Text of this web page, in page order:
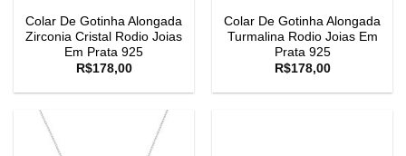
Colar De Gotinha Alongada
Zirconia Cristal Rodio Joias
Em Prata 925
R$178,00
Colar De Gotinha Alongada
Turmalina Rodio Joias Em
Prata 925
R$178,00